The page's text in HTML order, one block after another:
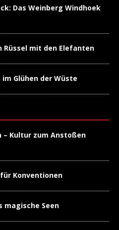
Das Weinberg Windhoek
Rüssel mit den Elefanten
Glühen der Wüste
– Kultur zum Anstoßen
Konventionen
magische Seen